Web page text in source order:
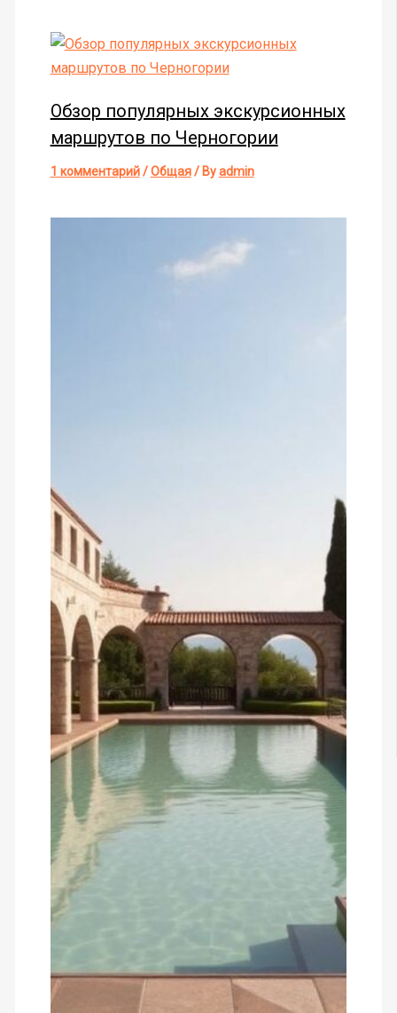
Обзор популярных экскурсионных
маршрутов по Черногории
1 комментарий /Общая/ Byadmin